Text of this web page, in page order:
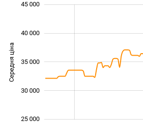
Середня ціна 28 000
30 000
45 000
40 000
35 000
25 000